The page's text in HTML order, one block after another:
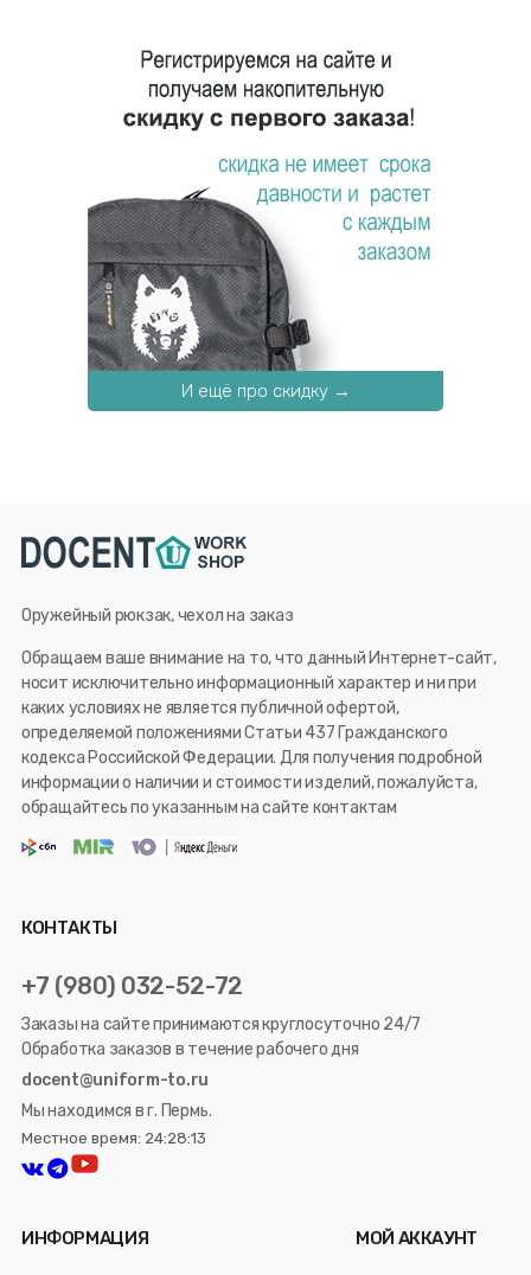
И ещё про скидку →
Оружейный рюкзак, чехол на заказ
Обращаем ваше внимание на то, что данный Интернет-сайт,
носит исключительно информационный характер и ни при
каких условиях не является публичной офертой,
определяемой положениями Статьи 437 Гражданского
кодекса Российской Федерации. Для получения подробной
информации о наличии и стоимости изделий, пожалуйста,
обращайтесь по указанным на сайте контактам
КОНТАКТЫ
+7 (980) 032-52-72
Заказы на сайте принимаются круглосуточно 24/7
Обработка заказов в течение рабочего дня
docent@uniform-to.ru
Мы находимся в г. Пермь.
Местное время: 24:28:13
ИНФОРМАЦИЯ МОЙ АККАУНТ